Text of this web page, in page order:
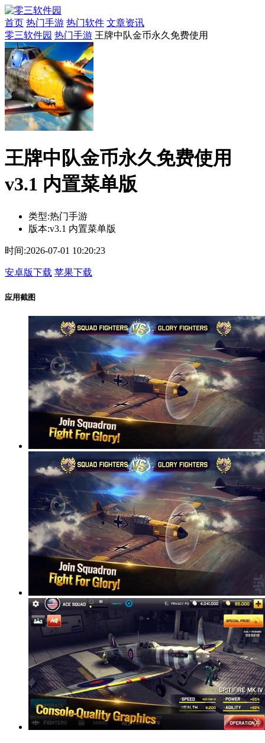
首页 热门手游 热门软件 文章资讯
零三软件园 热门手游 王牌中队金币永久免费使用
王牌中队金币永久免费使用
v3.1 内置菜单版
类型:热门手游
版本:v3.1 内置菜单版
时间:2026-07-01 10:20:23
安卓版下载 苹果下载
应用截图